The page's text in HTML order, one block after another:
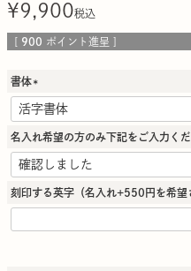
¥9,900税込
[ 900 ポイント進呈 ]
書体
必
須
名入れ希望の方のみ下記をご入力く
刻印する英字（名入れ+550円を希